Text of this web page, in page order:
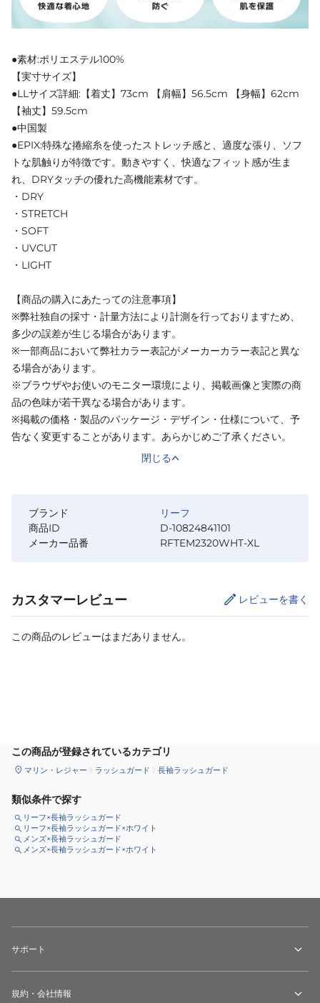
●素材:ポリエステル100%
【実寸サイズ】
●LLサイズ詳細:【着丈】73cm 【肩幅】56.5cm 【身幅】62cm
【袖丈】59.5cm
●中国製
●EPIX:特殊な捲縮糸を使ったストレッチ感と、適度な張り、ソフ
トな肌触りが特徴です。動きやすく、快適なフィット感が生ま
れ、DRYタッチの優れた高機能素材です。
・DRY
・STRETCH
・SOFT
・UVCUT
・LIGHT
【商品の購入にあたっての注意事項】
※弊社独自の採寸・計量方法により計測を行っておりますため、
多少の誤差が生じる場合があります。
※一部商品において弊社カラー表記がメーカーカラー表記と異な
る場合があります。
※ブラウザやお使いのモニター環境により、掲載画像と実際の商
品の色味が若干異なる場合があります。
※掲載の価格・製品のパッケージ・デザイン・仕様について、予
告なく変更することがあります。あらかじめご了承ください。
閉じる
ブランド
リーフ
商品ID
D-10824841101
メーカー品番
RFTEM2320WHT-XL
カスタマーレビュー レビューを書く
この商品のレビューはまだありません。
この商品が登録されているカテゴリ
マリン・レジャー ラッシュガード 長袖ラッシュガード
類似条件で探す
リーフ×長袖ラッシュガード
リーフ×長袖ラッシュガード×ホワイト
メンズ×長袖ラッシュガード
メンズ×長袖ラッシュガード×ホワイト
サポート
規約・会社情報